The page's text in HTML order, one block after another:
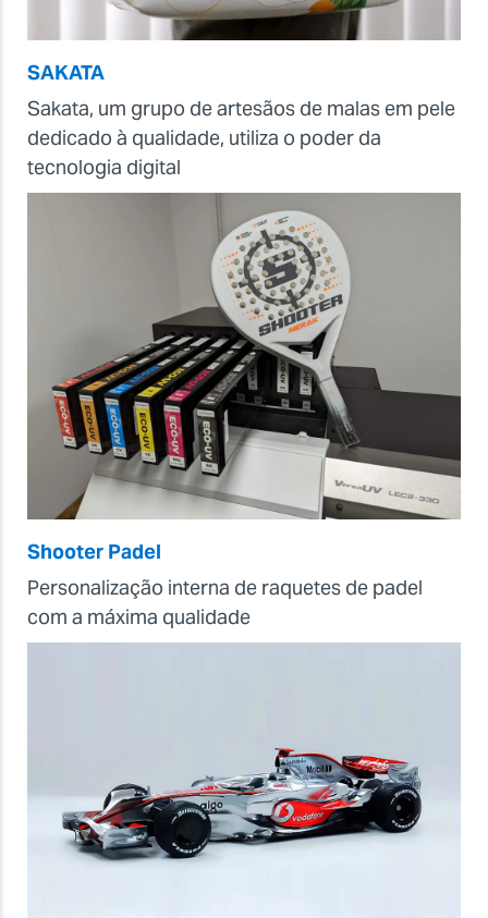
SAKATA
Sakata, um grupo de artesãos de malas em pele
dedicado à qualidade, utiliza o poder da
tecnologia digital
Shooter Padel
Personalização interna de raquetes de padel
com a máxima qualidade